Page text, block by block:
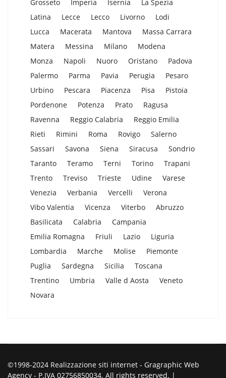
Grosseto
Imperia Isernia
La Spezia
Latina
Lecce Lecco Livorno
Lodi
Lucca
Macerata Mantova
Massa Carrara
Matera
Messina Milano
Modena
Monza
Napoli Nuoro Oristano
Padova
Palermo
Parma Pavia Perugia
Pesaro
Urbino
Pescara Piacenza Pisa
Pistoia
Pordenone
Potenza Prato
Ragusa
Ravenna
Reggio Calabria
Reggio Emilia
Rieti
Rimini Roma Rovigo
Salerno
Sassari
Savona Siena Siracusa
Sondrio
Taranto
Teramo Terni Torino
Trapani
Trento
Treviso Trieste Udine
Varese
Venezia
Verbania Vercelli
Verona
Vibo Valentia
Vicenza Viterbo
Abruzzo
Basilicata
Calabria
Campania
Emilia Romagna
Friuli Lazio
Liguria
Lombardia
Marche Molise
Piemonte
Puglia
Sardegna Sicilia
Toscana
Trentino
Umbria Valle d Aosta
Veneto
Novara
©1998-2024 Realizzazione siti internet - Gragraphic Web
Agency - P.IVA 02756850034. All rights reserved. |